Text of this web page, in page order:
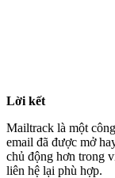
Lời kết
Mailtrack là một
email đã được mở
chủ động hơn trong
liên hệ lại phù hợp.